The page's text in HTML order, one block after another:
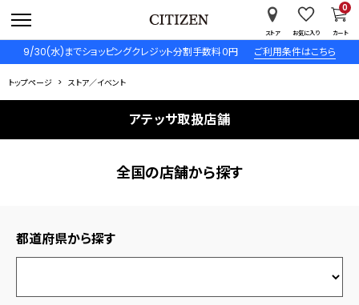
9/30(水)までショッピングクレジット分割手数料０円 ご利用条件はこちら
ストア お気に入り カート
0
トップページ ストア／イベント
アテッサ取扱店舗
全国の店舗から探す
都道府県から探す